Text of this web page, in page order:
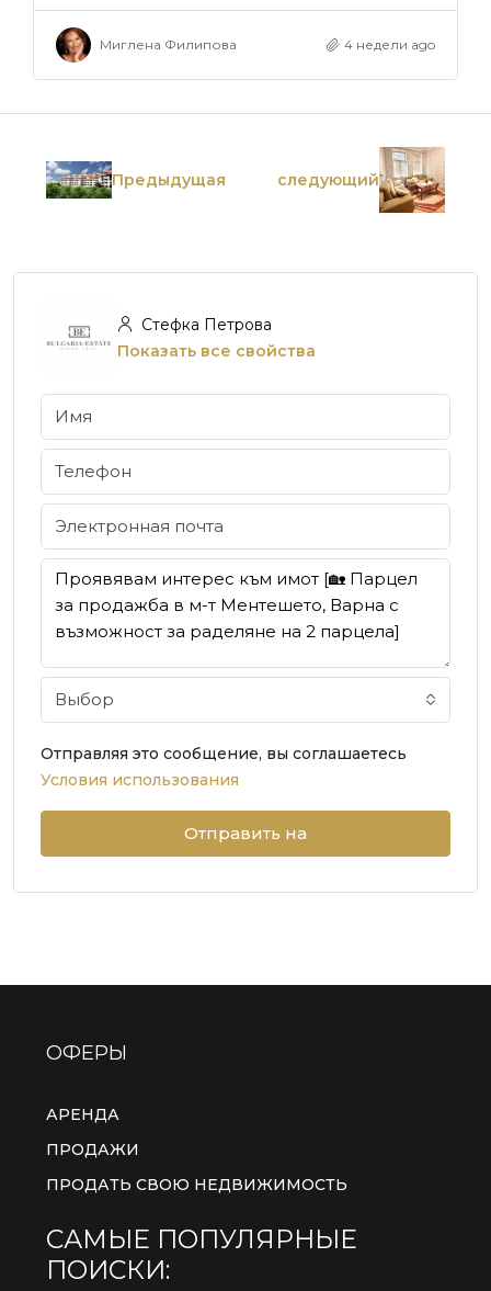
Миглена Филипова 4 недели ago
Предыдущая следующий
Стефка Петрова
Показать все свойства
Выбор
Отправляя это сообщение, вы соглашаетесь
Условия использования
Отправить на
ОФЕРЫ
АРЕНДА
ПРОДАЖИ
ПРОДАТЬ СВОЮ НЕДВИЖИМОСТЬ
САМЫЕ ПОПУЛЯРНЫЕ
ПОИСКИ: